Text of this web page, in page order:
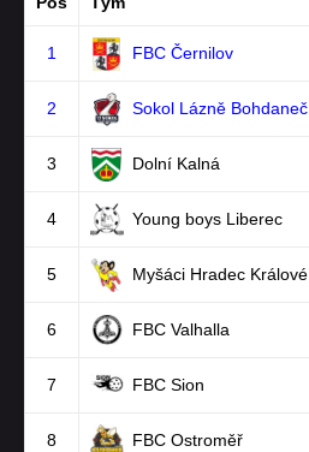
1 FBC Černilov
2 Sokol Lázně Bohdaneč
3 Dolní Kalná
4 Young boys Liberec
5 Myšáci Hradec Králové
6 FBC Valhalla
7 FBC Sion
8 FBC Ostroměř